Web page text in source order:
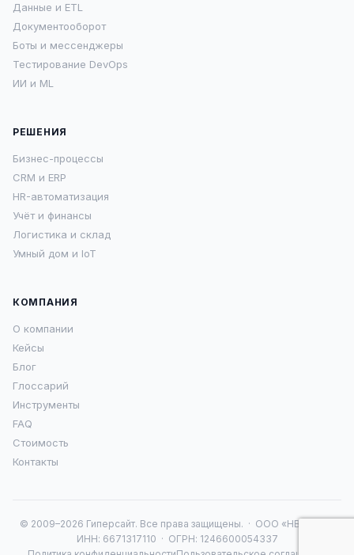
Данные и ETL
Документооборот
Боты и мессенджеры
Тестирование DevOps
ИИ и ML
РЕШЕНИЯ
Бизнес-процессы
CRM и ERP
HR-автоматизация
Учёт и финансы
Логистика и склад
Умный дом и IoT
КОМПАНИЯ
О компании
Кейсы
Блог
Глоссарий
Инструменты
FAQ
Стоимость
Контакты
© 2009–2026 Гиперсайт. Все права защищены. · ООО «НВА 16» ·
ИНН: 6671317110 · ОГРН: 1246600054337